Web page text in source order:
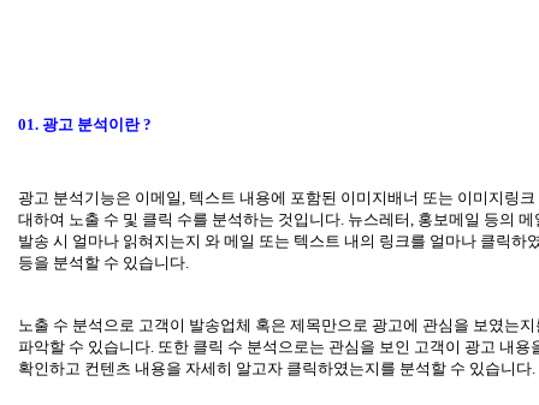
01. 광고 분석이란?
광고 분석기능은 이메일 텍스트 내용에 포함된 이미지배너 또는 이미지링크
대하여 노출 수 및 클릭 수를 분석하는 것입니다 뉴스레터 홍보메일 등의 메
발송 시 얼마나 읽혀지는지 와 메일 또는 텍스트 내의 링크를 얼마나 클릭하
등을 분석할 수 있습니다
노출 수 분석으로 고객이 발송업체 혹은 제목만으로 광고에 관심을 보였는지
파악할 수 있습니다 또한 클릭 수 분석으로는 관심을 보인 고객이 광고 내용
확인하고 컨텐츠 내용을 자세히 알고자 클릭하였는지를 분석할 수 있습니다